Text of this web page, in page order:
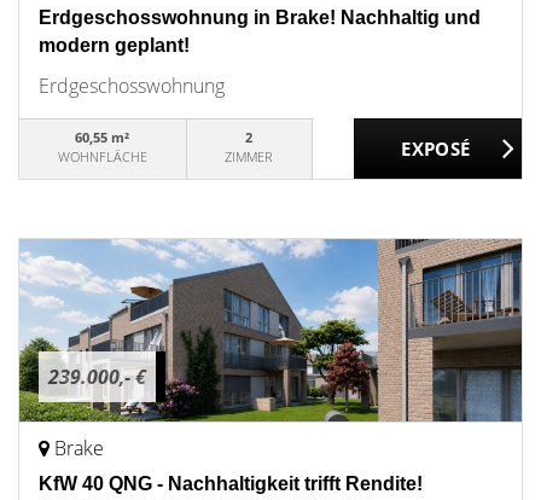
Erdgeschosswohnung in Brake! Nachhaltig und
modern geplant!
Erdgeschosswohnung
60,55 m²
WOHNFLÄCHE
2
ZIMMER
239.000,- €
Brake
KfW 40 QNG - Nachhaltigkeit trifft Rendite!